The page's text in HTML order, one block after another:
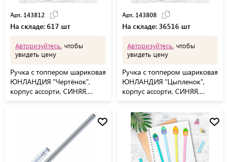
Арт. 143812
На складе: 617 шт
Авторизуйтесь , чтобы
увидеть цену
Ручка с топпером шариковая
ЮНЛАНДИЯ "Чертёнок",
корпус ассорти, СИНЯЯ,
Арт. 143808
На складе: 36516 шт
Авторизуйтесь , чтобы
увидеть цену
Ручка с топпером шариковая
ЮНЛАНДИЯ "Цыпленок",
корпус ассорти, СИНЯЯ,
143808